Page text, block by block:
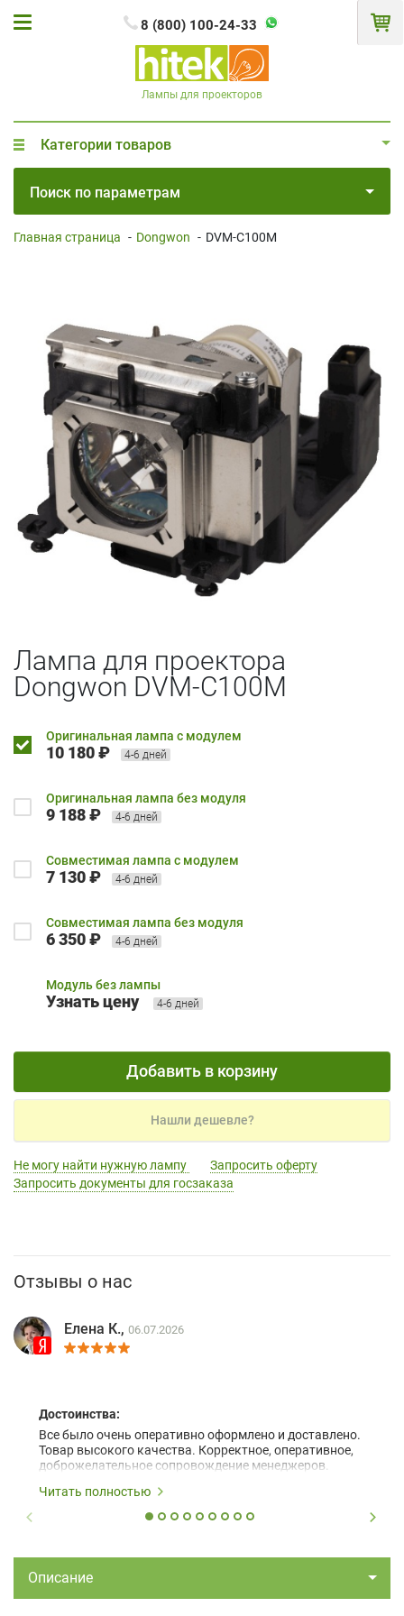
8 (800) 100-24-33
Лампы для проекторов
Категории товаров
Поиск по параметрам
Главная страница - Dongwon - DVM-C100M
Лампа для проектора
Dongwon DVM-C100M
Оригинальная лампа с модулем
10 180 ₽ 4-6 дней
Оригинальная лампа без модуля
9 188 ₽ 4-6 дней
Совместимая лампа с модулем
7 130 ₽ 4-6 дней
Совместимая лампа без модуля
6 350 ₽ 4-6 дней
Модуль без лампы
Узнать цену 4-6 дней
Добавить в корзину
Нашли дешевле?
Не могу найти нужную лампу
Запросить оферту
Запросить документы для госзаказа
Отзывы о нас
Елена К., 06.07.2026
Достоинства:
Все было очень оперативно оформлено и доставлено.
Товар высокого качества. Корректное, оперативное,
доброжелательное сопровождение менеджеров.
Читать полностью
Описание